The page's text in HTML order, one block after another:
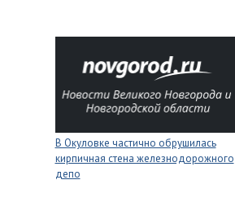
В Окуловке частично обрушилась
кирпичная стена железнодорожного
депо